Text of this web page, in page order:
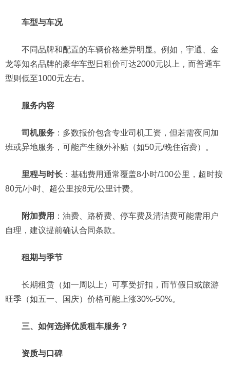
车型与车况
不同品牌和配置的车辆价格差异明显。例如，宇通、金
龙等知名品牌的豪华车型日租价可达2000元以上，而普通车
型则低至1000元左右。
服务内容
司机服务 ：多数报价包含专业司机工资，但若需夜间加
班或异地服务，可能产生额外补贴（如50元/晚住宿费）。
里程与时长 ：基础费用通常覆盖8小时/100公里，超时按
80元/小时、超公里按8元/公里计费。
附加费用 ：油费、路桥费、停车费及清洁费可能需用户
自理，建议提前确认合同条款。
租期与季节
长期租赁（如一周以上）可享受折扣，而节假日或旅游
旺季（如五一、国庆）价格可能上涨30%-50%。
三、如何选择优质租车服务？
资质与口碑